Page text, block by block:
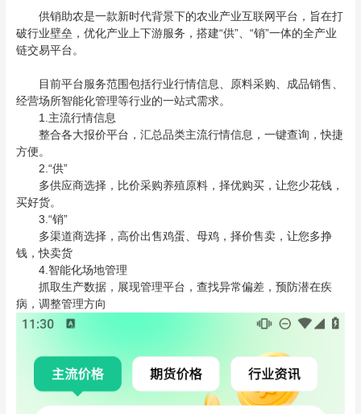
供销助农是一款新时代背景下的农业产业互联网平台，旨在打
破行业壁垒，优化产业上下游服务，搭建“供”、“销”一体的全产业
链交易平台。
目前平台服务范围包括行业行情信息、原料采购、成品销售、
经营场所智能化管理等行业的一站式需求。
1.主流行情信息
整合各大报价平台，汇总品类主流行情信息，一键查询，快捷
方便。
2.“供”
多供应商选择，比价采购养殖原料，择优购买，让您少花钱，
买好货。
3.“销”
多渠道商选择，高价出售鸡蛋、母鸡，择价售卖，让您多挣
钱，快卖货
4.智能化场地管理
抓取生产数据，展现管理平台，查找异常偏差，预防潜在疾
病，调整管理方向